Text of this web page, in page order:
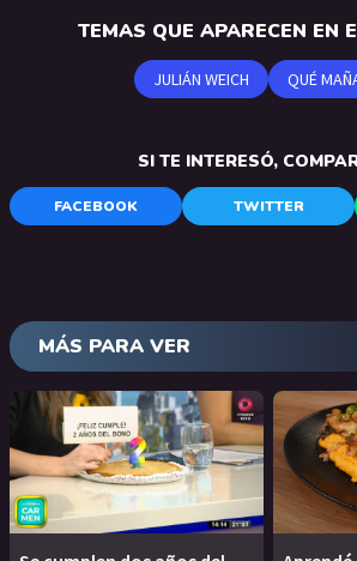
TEMAS QUE APARECEN EN
JULIÁN WEICH QUÉ
SI TE INTERESÓ,
FACEBOOK TWITTER
MÁS PARA VER